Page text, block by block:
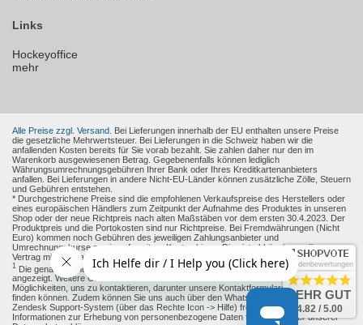
Links
Hockeyoffice
mehr
Alle Preise zzgl. Versand. Bei Lieferungen innerhalb der EU enthalten unsere Preise
die gesetzliche Mehrwertsteuer. Bei Lieferungen in die Schweiz haben wir die
anfallenden Kosten bereits für Sie vorab bezahlt. Sie zahlen daher nur den im
Warenkorb ausgewiesenen Betrag. Gegebenenfalls können lediglich
Währungsumrechnungsgebühren Ihrer Bank oder Ihres Kreditkartenanbieters
anfallen. Bei Lieferungen in andere Nicht-EU-Länder können zusätzliche Zölle, Steuern
und Gebühren entstehen.
* Durchgestrichene Preise sind die empfohlenen Verkaufspreise des Herstellers oder
eines europäischen Händlers zum Zeitpunkt der Aufnahme des Produktes in unseren
Shop oder der neue Richtpreis nach alten Maßstäben vor dem ersten 30.4.2023. Der
Produktpreis und die Portokosten sind nur Richtpreise. Bei Fremdwährungen (Nicht
Euro) kommen noch Gebühren des jeweiligen Zahlungsanbieter und
Umrechnungskurse sowie ggf. weitere Kosten hinzu. Dies ist abhängig von Ihren
Vertrag mit den Zahlungsanbieter.
1 Die genaue Höhe des Rabattes wird Ihnen auf der Produkt-Seite und im Warenkorb
angezeigt. Weitere Online-Kommunikationsmittel: Sie haben verschiedene
Möglichkeiten, uns zu kontaktieren, darunter unsere Kontaktformulare, die Siehier
finden können. Zudem können Sie uns auch über den WhatsApp Messenger oder das
Zendesk Support-System (über das Rechte Icon -> Hilfe) freiwillig erreichen.
Informationen zur Erhebung von personenbezogene Daten finden sie unter unserer
Kundenbewertungen
SEHR GUT
4.82 / 5.00